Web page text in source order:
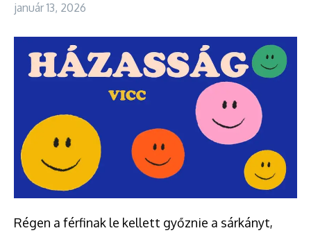
január 13, 2026
Régen a férfinak le kellett győznie a sárkányt,